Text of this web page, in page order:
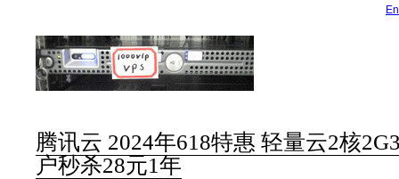
腾讯云 2024年618特惠 轻量云2核
户秒杀28元1年